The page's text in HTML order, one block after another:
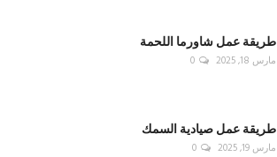
طريقة عمل شاورما اللحمة
مارس 18, 2025 0
طريقة عمل صيادية السمك
مارس 19, 2025 0